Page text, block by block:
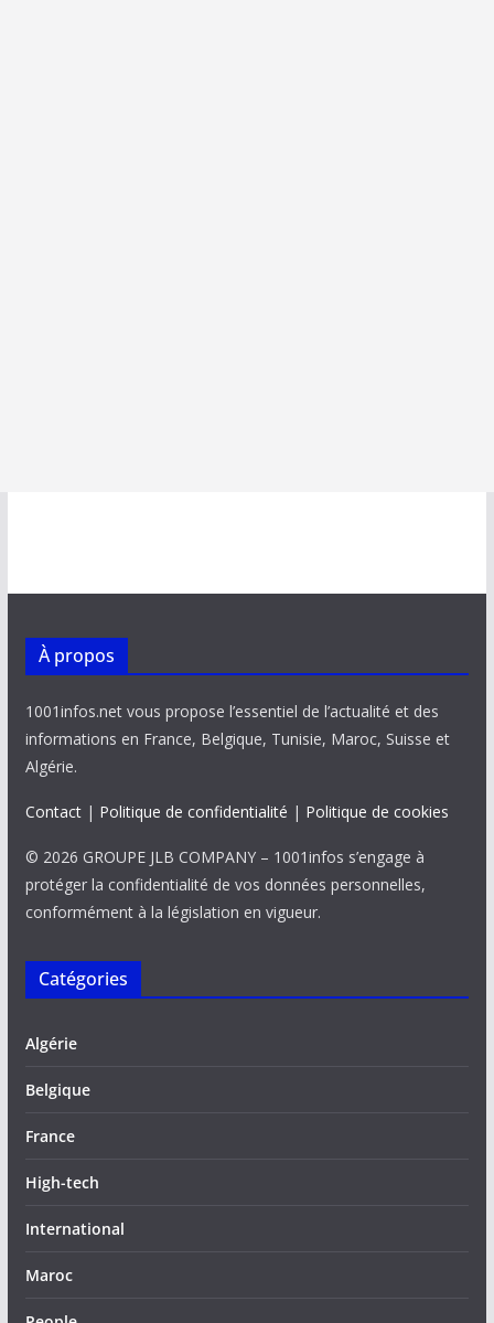
À propos
1001infos.net vous propose l’essentiel de l’actualité et des
informations en France, Belgique, Tunisie, Maroc, Suisse et
Algérie.
Contact| Politique de confidentialité | Politique de cookies
© 2026 GROUPE JLB COMPANY – 1001infos s’engage à
protéger la confidentialité de vos données personnelles,
conformément à la législation en vigueur.
Catégories
Algérie
Belgique
France
High-tech
International
Maroc